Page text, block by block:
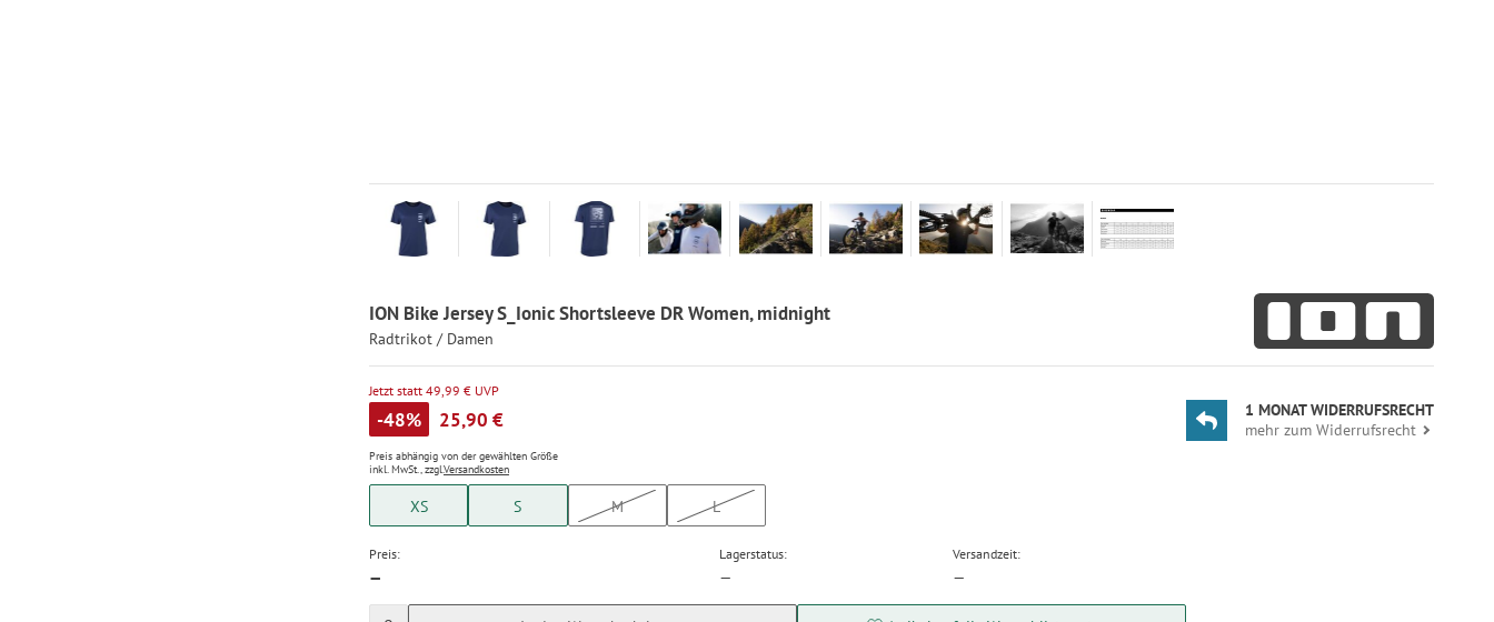
ION Bike Jersey S_Ionic Shortsleeve DR Women, midnight
Radtrikot / Damen
Jetzt statt 49,99 € UVP
-48% 25,90 €
Preis abhängig von der gewählten Größe
inkl. MwSt., zzgl.Versandkosten
XS S M L
Preis:
—
Lagerstatus:
—
Versandzeit:
—
1 MONAT WIDERRUFSRECHT
mehr zum Widerrufsrecht